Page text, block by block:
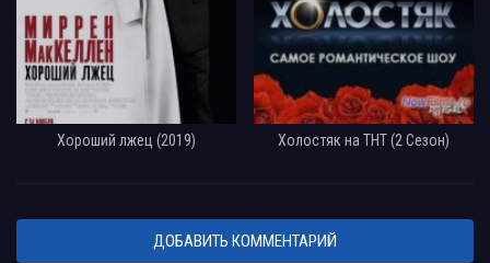
Хороший лжец (2019) Холостяк на ТНТ (2 Сезон)
ДОБАВИТЬ КОММЕНТАРИЙ